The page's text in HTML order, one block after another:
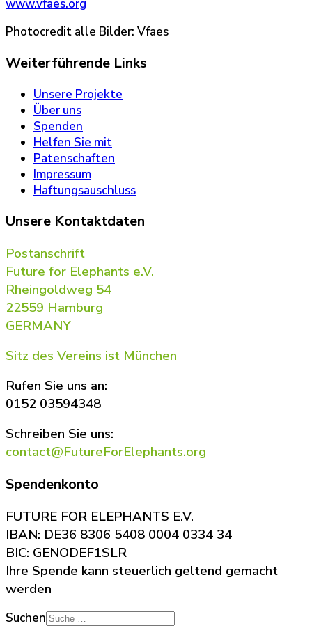
www.vfaes.org
Photocredit alle Bilder: Vfaes
Weiterführende Links
Unsere Projekte
Über uns
Spenden
Helfen Sie mit
Patenschaften
Impressum
Haftungsauschluss
Unsere Kontaktdaten
Postanschrift
Future for Elephants e.V.
Rheingoldweg 54
22559 Hamburg
GERMANY
Sitz des Vereins ist München
Rufen Sie uns an:
0152 03594348
Schreiben Sie uns:
contact@FutureForElephants.org
Spendenkonto
FUTURE FOR ELEPHANTS E.V.
IBAN: DE36 8306 5408 0004 0334 34
BIC: GENODEF1SLR
Ihre Spende kann steuerlich geltend gemacht
werden
Suchen